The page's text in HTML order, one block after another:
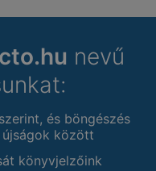
nevű
és böngészés
között
könyvjelzőink